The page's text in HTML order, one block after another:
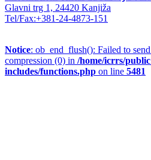
Glavni trg 1, 24420 Kanjiža
Tel/Fax:+381-24-4873-151
Notice: ob_end_flush(): Failed to
compression (0) in /home/icrrs/
includes/functions.php on line 5481